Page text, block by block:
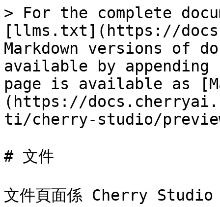
> For the complete
[llms.txt](https://
Markdown versions of
available by
page is available as
(https://
ti/cherry-studio/
# 文件
文件頁面係 Cherry